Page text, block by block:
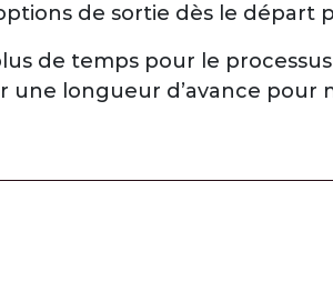
de sortie dès le
de temps pour le
une longueur d’avance